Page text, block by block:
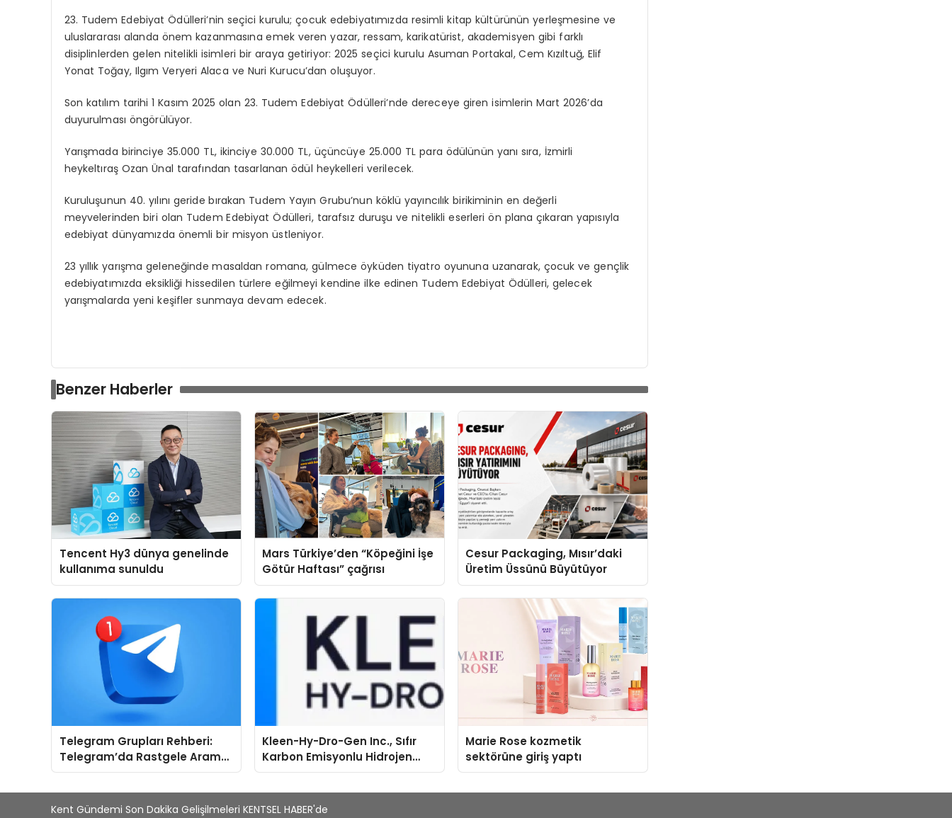
23. Tudem Edebiyat Ödülleri’nin seçici kurulu; çocuk edebiyatımızda resimli kitap kültürünün yerleşmesine ve
uluslararası alanda önem kazanmasına emek veren yazar, ressam, karikatürist, akademisyen gibi farklı
disiplinlerden gelen nitelikli isimleri bir araya getiriyor: 2025 seçici kurulu Asuman Portakal, Cem Kızıltuğ, Elif
Yonat Toğay, Ilgım Veryeri Alaca ve Nuri Kurucu’dan oluşuyor.
Son katılım tarihi 1 Kasım 2025 olan 23. Tudem Edebiyat Ödülleri’nde dereceye giren isimlerin Mart 2026’da
duyurulması öngörülüyor.
Yarışmada birinciye 35.000 TL, ikinciye 30.000 TL, üçüncüye 25.000 TL para ödülünün yanı sıra, İzmirli
heykeltıraş Ozan Ünal tarafından tasarlanan ödül heykelleri verilecek.
Kuruluşunun 40. yılını geride bırakan Tudem Yayın Grubu’nun köklü yayıncılık birikiminin en değerli
meyvelerinden biri olan Tudem Edebiyat Ödülleri, tarafsız duruşu ve nitelikli eserleri ön plana çıkaran yapısıyla
edebiyat dünyamızda önemli bir misyon üstleniyor.
23 yıllık yarışma geleneğinde masaldan romana, gülmece öyküden tiyatro oyununa uzanarak, çocuk ve gençlik
edebiyatımızda eksikliği hissedilen türlere eğilmeyi kendine ilke edinen Tudem Edebiyat Ödülleri, gelecek
yarışmalarda yeni keşifler sunmaya devam edecek.
Benzer Haberler
Tencent Hy3 dünya genelinde
kullanıma sunuldu
Mars Türkiye’den “Köpeğini İşe
Götür Haftası” çağrısı
Cesur Packaging, Mısır’daki
Üretim Üssünü Büyütüyor
Telegram Grupları Rehberi:
Telegram’da Rastgele Arama
Yerine Kategori Bazlı Keşif
Kleen-Hy-Dro-Gen Inc., Sıfır
Karbon Emisyonlu Hidrojen
Isıtma Teknolojisinde ISO ve
Aldı
Marie Rose kozmetik
sektörüne giriş yaptı
Kent Gündemi Son Dakika Gelişilmeleri KENTSEL HABER'de